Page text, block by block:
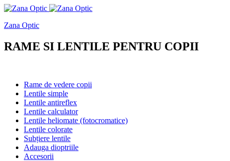
Zana Optic
RAME SI LENTILE PENTRU COPII
Rame de vedere copii
Lentile simple
Lentile antireflex
Lentile calculator
Lentile heliomate (fotocromatice)
Lentile colorate
Subțiere lentile
Adauga dioptriile
Accesorii